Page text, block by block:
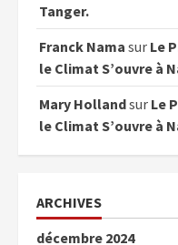
Tanger.
Franck Nama sur Le
le Climat S’ouvre à
Mary Hollandsur Le
le Climat S’ouvre à
ARCHIVES
décembre 2024